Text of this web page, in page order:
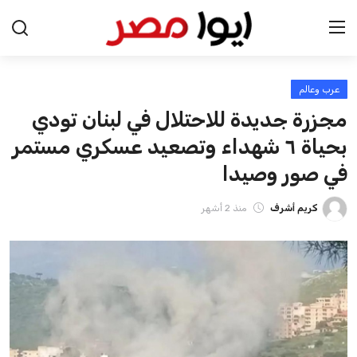
الرئيسية
اخبار مصر
عرب وعالم
اقتصاد
اخبار الرياضة
منوعات
فن وثقافة
عرب وعالم
مجزرة جديدة للاحتلال في لبنان تودي
بحياة ٦ شهداء وتصعيد عسكري مستمر
في صور وصيدا
كريم أشرف منذ 2 أشهر